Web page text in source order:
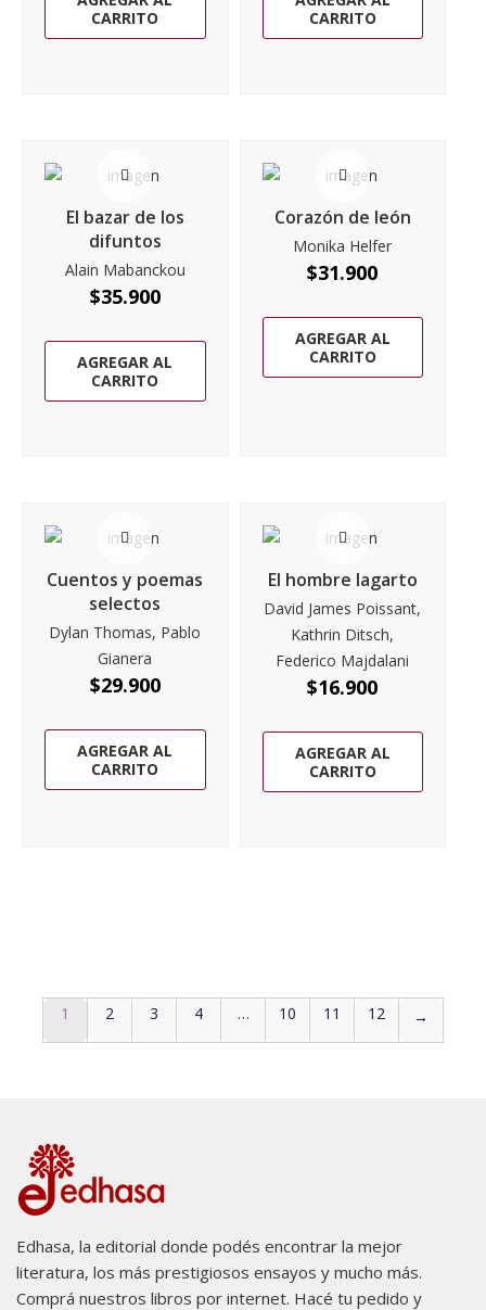
CARRITO
CARRITO
El bazar de los
difuntos
Alain Mabanckou
$35.900
AGREGAR AL
CARRITO
Corazón de león
Monika Helfer
$31.900
AGREGAR AL
CARRITO
Cuentos y poemas
selectos
Dylan Thomas, Pablo
Gianera
$29.900
AGREGAR AL
CARRITO
El hombre lagarto
David James Poissant,
Kathrin Ditsch,
Federico Majdalani
$16.900
AGREGAR AL
CARRITO
1 2 3 4 … 10 11 12 →
Edhasa, la editorial donde podés encontrar la mejor
literatura, los más prestigiosos ensayos y mucho más.
Comprá nuestros libros por internet. Hacé tu pedido y